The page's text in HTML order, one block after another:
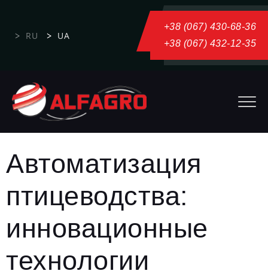
RU UA
+38 (067) 430-68-36
+38 (067) 432-12-35
Автоматизация
птицеводства:
инновационные
технологии